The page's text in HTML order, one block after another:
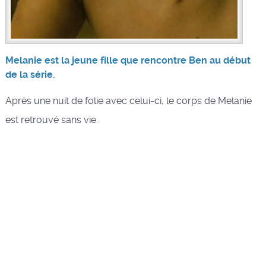
Melanie est la jeune fille que rencontre Ben au début
de la série.
Après une nuit de folie avec celui-ci, le corps de Melanie
est retrouvé sans vie.